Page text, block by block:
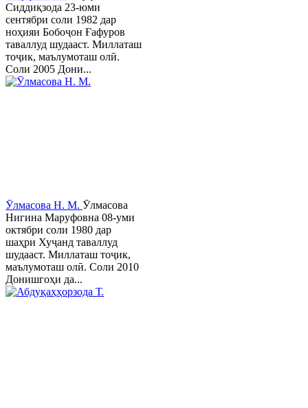
Сиддиқзода 23-юми
сентябри соли 1982 дар
ноҳияи Бобоҷон Ғафуров
таваллуд шудааст. Миллаташ
тоҷик, маълумоташ олӣ.
Соли 2005 Дони...
Ӯлмасова Н. М. Ӯлмасова
Нигина Маруфовна 08-уми
октябри соли 1980 дар
шаҳри Хуҷанд таваллуд
шудааст. Миллаташ тоҷик,
маълумоташ олӣ. Соли 2010
Донишгоҳи да...